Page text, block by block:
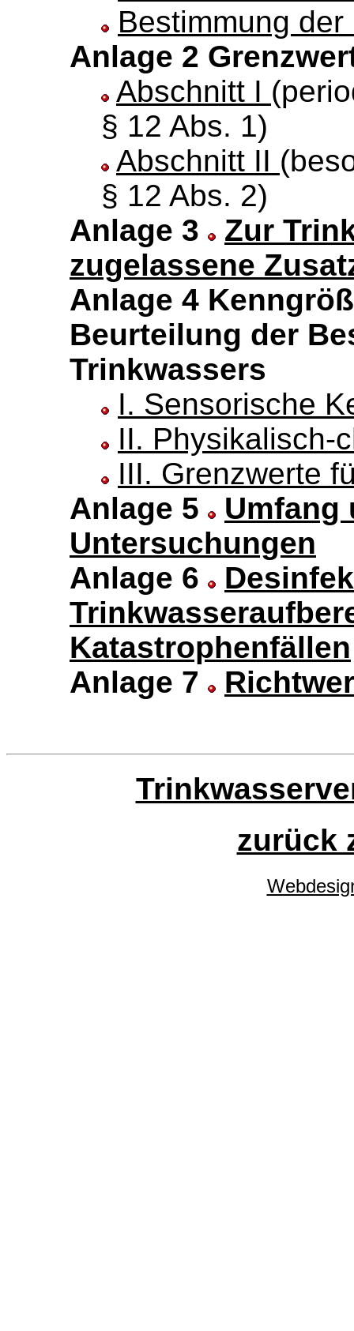
Bestimmung
Anlage 2
Abschnitt I
§ 12 Abs. 1)
Abschnitt II
§ 12 Abs. 2)
Anlage 3
Zur
zugelassene
Anlage 4
Beurteilung der
Trinkwassers
I. Sensorische
II. Physikalisch-
III. Grenzwerte
Anlage 5
Umfang
Untersuchungen
Anlage 6
Katastrophenfällen
Anlage 7
zurück